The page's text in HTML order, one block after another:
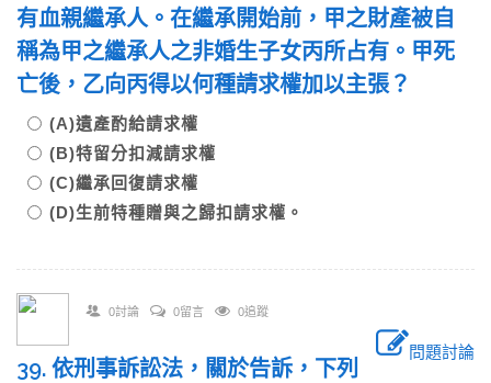
有血親繼承人。在繼承開始前，甲之財產被自
稱為甲之繼承人之非婚生子女丙所占有。甲死
亡後，乙向丙得以何種請求權加以主張？
(A)遺產酌給請求權
(B)特留分扣減請求權
(C)繼承回復請求權
(D)生前特種贈與之歸扣請求權。
0討論 0留言 0追蹤
問題討論
39. 依刑事訴訟法，關於告訴，下列